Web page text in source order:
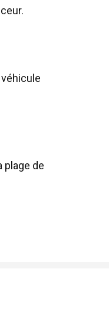
plage de